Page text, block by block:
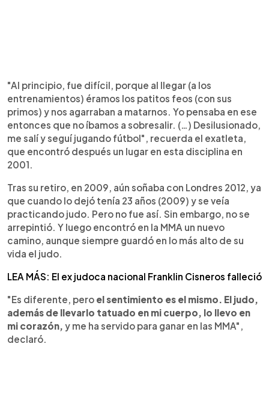
"Al principio, fue difícil, porque al llegar (a los
entrenamientos) éramos los patitos feos (con sus
primos) y nos agarraban a matarnos. Yo pensaba en ese
entonces que no íbamos a sobresalir. (…) Desilusionado,
me salí y seguí jugando fútbol", recuerda el exatleta,
que encontró después un lugar en esta disciplina en
2001.
Tras su retiro, en 2009, aún soñaba con Londres 2012, ya
que cuando lo dejó tenía 23 años (2009) y se veía
practicando judo. Pero no fue así. Sin embargo, no se
arrepintió. Y luego encontró en la MMA un nuevo
camino, aunque siempre guardó en lo más alto de su
vida el judo.
LEA MÁS: El ex judoca nacional Franklin Cisneros falleció
"Es diferente, pero el sentimiento es el mismo. El judo,
además de llevarlo tatuado en mi cuerpo, lo llevo en
mi corazón, y me ha servido para ganar en las MMA",
declaró.